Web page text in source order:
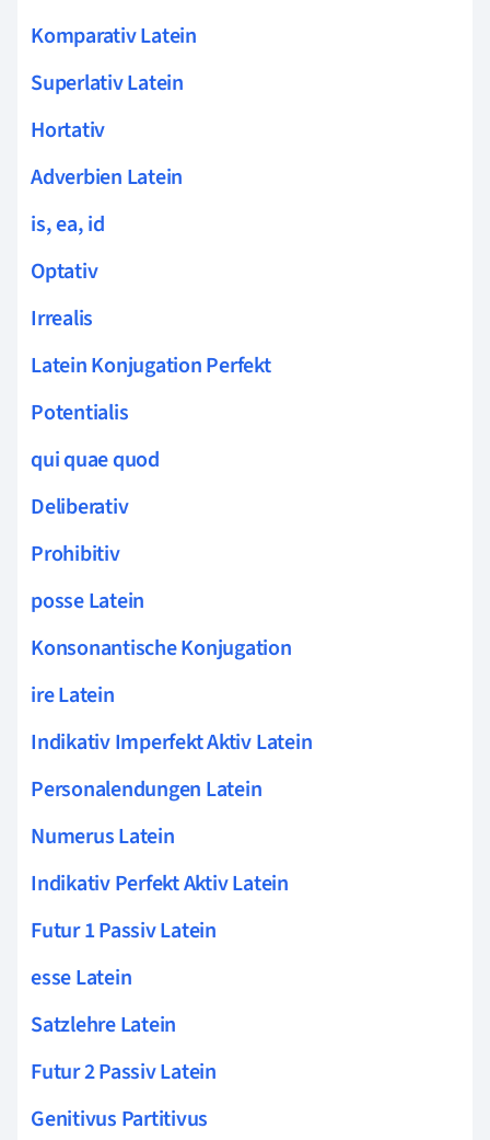
Komparativ Latein
Superlativ Latein
Hortativ
Adverbien Latein
is, ea, id
Optativ
Irrealis
Latein Konjugation Perfekt
Potentialis
qui quae quod
Deliberativ
Prohibitiv
posse Latein
Konsonantische Konjugation
ire Latein
Indikativ Imperfekt Aktiv Latein
Personalendungen Latein
Numerus Latein
Indikativ Perfekt Aktiv Latein
Futur 1 Passiv Latein
esse Latein
Satzlehre Latein
Futur 2 Passiv Latein
Genitivus Partitivus